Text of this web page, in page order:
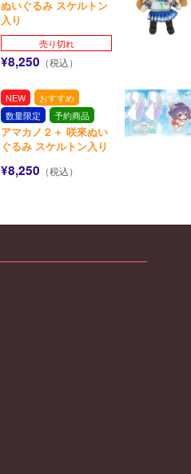
ぬいぐるみ スケルトン
入り
売り切れ
¥8,250 （税込）
NEW
おすすめ
数量限定
予約商品
アマカノ２＋ 咲來ぬい
ぐるみ スケルトン入り
¥8,250 （税込）